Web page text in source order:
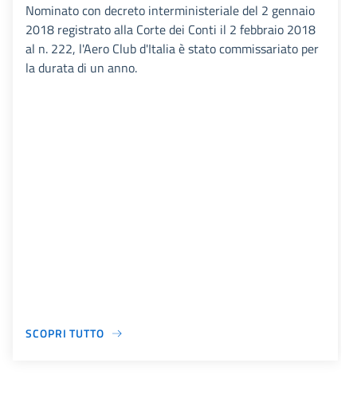
Nominato con decreto interministeriale del 2 gennaio
2018 registrato alla Corte dei Conti il 2 febbraio 2018
al n. 222, l'Aero Club d'Italia è stato commissariato per
la durata di un anno.
SCOPRI TUTTO